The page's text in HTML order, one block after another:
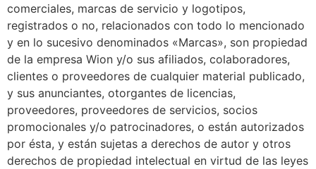
comerciales, marcas de servicio y logotipos,
registrados o no, relacionados con todo lo mencionado
y en lo sucesivo denominados «Marcas», son propiedad
de la empresa Wion y/o sus afiliados, colaboradores,
clientes o proveedores de cualquier material publicado,
y sus anunciantes, otorgantes de licencias,
proveedores, proveedores de servicios, socios
promocionales y/o patrocinadores, o están autorizados
por ésta, y están sujetas a derechos de autor y otros
derechos de propiedad intelectual en virtud de las leyes